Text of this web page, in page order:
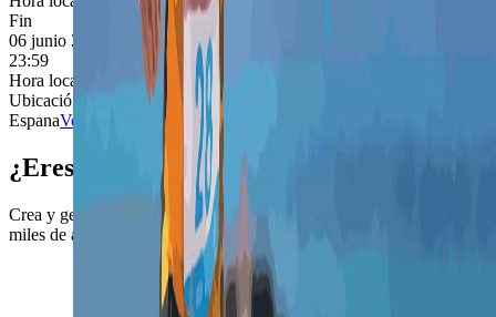
Fin
06 junio 2026
23:59
Hora local del evento (Europe/Madrid):
Ubicación
EspanaVer en Google Maps
¿Eres organizador/a?
Crea y gestiona tus eventos deportivos de forma profesional. Llega a
miles de atletas y simplifica todo el proceso de inscripción.